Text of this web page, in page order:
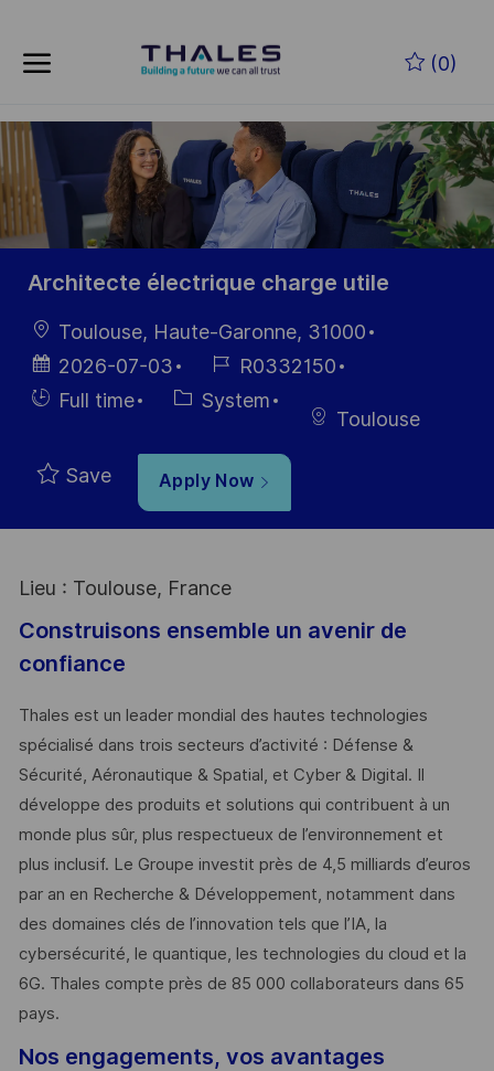
(0)
-
Architecte électrique charge utile
LocationToulouse, Haute-Garonne, 31000
Posted
Date
2026-07-03
Job
Id
R0332150
HiringFull time Category
System
Toulouse
Save Apply Now
Lieu : Toulouse, France
Construisons ensemble un avenir de
confiance
Thales est un leader mondial des hautes technologies
spécialisé dans trois secteurs d’activité : Défense &
Sécurité, Aéronautique & Spatial, et Cyber & Digital. Il
développe des produits et solutions qui contribuent à un
monde plus sûr, plus respectueux de l’environnement et
plus inclusif. Le Groupe investit près de 4,5 milliards d’euros
par an en Recherche & Développement, notamment dans
des domaines clés de l’innovation tels que l’IA, la
cybersécurité, le quantique, les technologies du cloud et la
6G. Thales compte près de 85 000 collaborateurs dans 65
pays. ​
Nos engagements, vos avantages